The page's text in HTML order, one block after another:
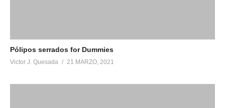
Pólipos serrados for Dummies
Victor J. Quesada 21 MARZO, 2021